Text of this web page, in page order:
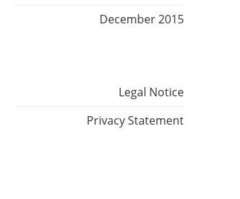
December 2015
Legal Notice
Privacy Statement